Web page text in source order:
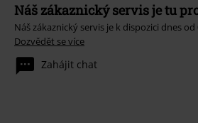
Náš zákaznický servis je tu
Náš zákaznický servis je k dispozici dnes
Dozvědět se více
Zahájit chat